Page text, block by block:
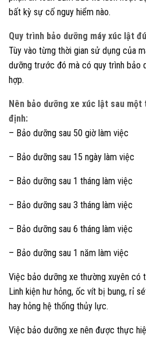
bất kỳ sự cố nguy hiểm nào.
Quy trình bảo dưỡng máy xúc lật
Tùy vào từng thời gian sử dụng của
dưỡng trước đó mà có quy trình bảo
hợp.
Nên bảo dưỡng xe xúc lật sau
định:
– Bảo dưỡng sau 50 giờ làm việc
– Bảo dưỡng sau 15 ngày làm việc
– Bảo dưỡng sau 1 tháng làm việc
– Bảo dưỡng sau 3 tháng làm việc
– Bảo dưỡng sau 6 tháng làm việc
– Bảo dưỡng sau 1 năm làm việc
Việc bảo dưỡng xe thường xuyên có
Linh kiện hư hỏng, ốc vít bị bung, rỉ
hay hỏng hệ thống thủy lực.
Việc bảo dưỡng xe nên được thực